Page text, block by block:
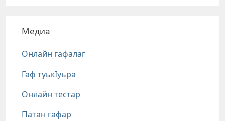
Медиа
Онлайн гафалаг
Гаф туькIуьра
Онлайн тестар
Патан гафар